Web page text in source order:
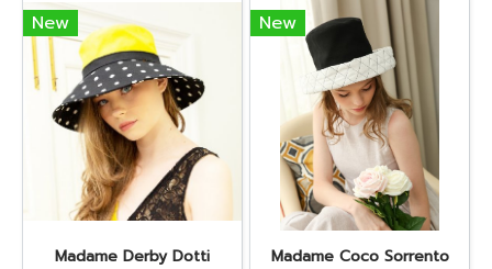
New
Madame Derby Dotti
New
Madame Coco Sorrento